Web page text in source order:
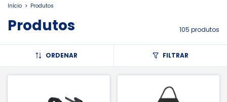
Início > Produtos
Produtos 105 produtos
ORDENAR FILTRAR